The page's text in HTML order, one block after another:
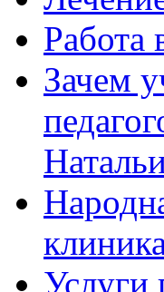
Работа
Зачем
Услуги